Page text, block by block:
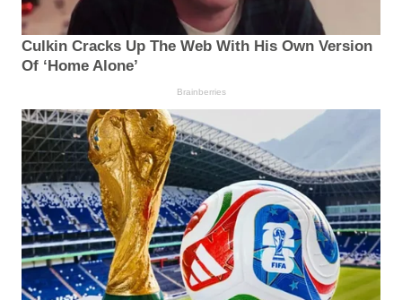
Culkin Cracks Up The Web With His Own Version
Of ‘Home Alone’
Brainberries